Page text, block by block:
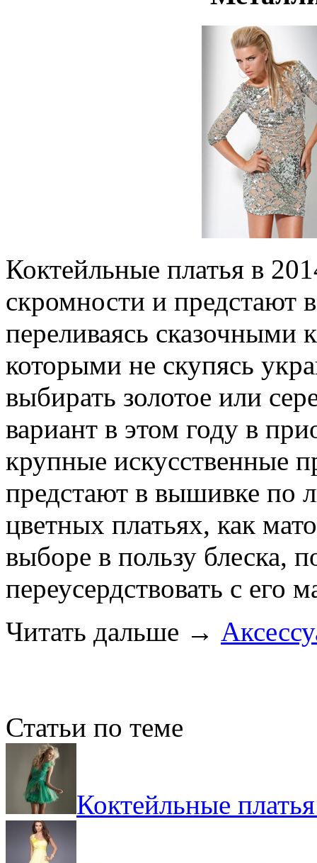
Коктейльные платья в
скромности и предстают
переливаясь сказочными
которыми не скупясь
выбирать золотое или
вариант в этом году в
крупные искусственные
предстают в вышивке по
цветных платьях, как
выборе в пользу блеска,
переусердствовать с его
Читать дальше →
Статьи по теме
Коктейльные